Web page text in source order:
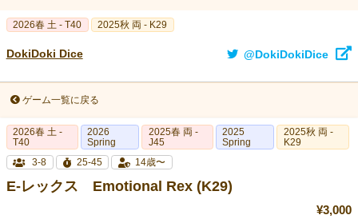
2026春 土 - T40 2025秋 両 - K29
DokiDoki Dice @DokiDokiDice
ゲーム一覧に戻る
2026春 土 -
T40
2026
Spring
2025春 両 -
J45
2025
Spring
2025秋 両 -
K29
3-8
25-45 14歳〜
E-レックス Emotional Rex (K29)
¥3,000